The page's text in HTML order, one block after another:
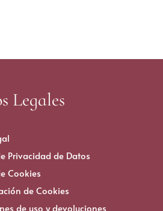
Legales
Privacidad de Datos
Cookies
de Cookies
de uso y devoluciones